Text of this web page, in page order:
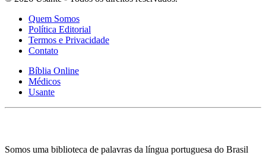
Quem Somos
Política Editorial
Termos e Privacidade
Contato
Bíblia Online
Médicos
Usante
Somos uma biblioteca de palavras da língua portuguesa do Brasil